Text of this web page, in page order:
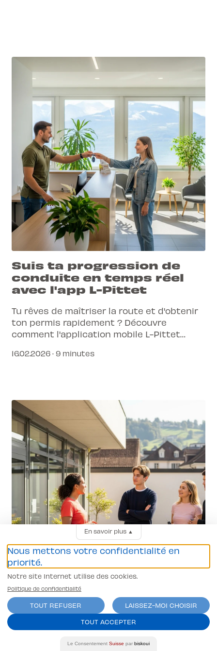
Suis ta progression de
conduite en temps réel
avec l'app L-Pittet
Tu rêves de maîtriser la route et d'obtenir
ton permis rapidement ? Découvre
comment l'application mobile L-Pittet
en une expérience connectée et simplifiée.
16.02.2026 · 9 minutes
Optimise ta conduite :
utilise tes statistiques
personnalisées
En savoir plus▲
Nous mettons votre confidentialité en
priorité.
Notre site Internet utilise des cookies.
Politique de confidentialité
TOUT REFUSER
LAISSEZ-MOI CHOISIR
TOUT ACCEPTER
Le Consentement Suisse par biskoui